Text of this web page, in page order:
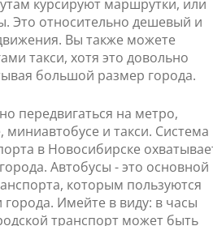
курсируют маршрутки, или
Это относительно дешевый и
Вы также можете
такси, хотя это довольно
большой размер города.
передвигаться на метро,
миниавтобусе и такси. Система
в Новосибирске
Автобусы - это основной
которым пользуются
города. Имейте в виду: в часы
транспорт может быть